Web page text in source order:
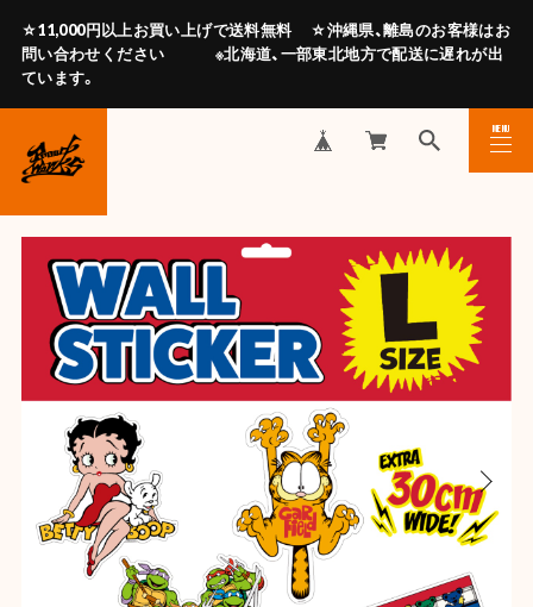
☆11,000円以上お買い上げで送料無料 ☆沖縄県、離島のお客様はお
問い合わせください ※北海道、一部東北地方で配送に遅れが出
ています。
MENU
CLOSE